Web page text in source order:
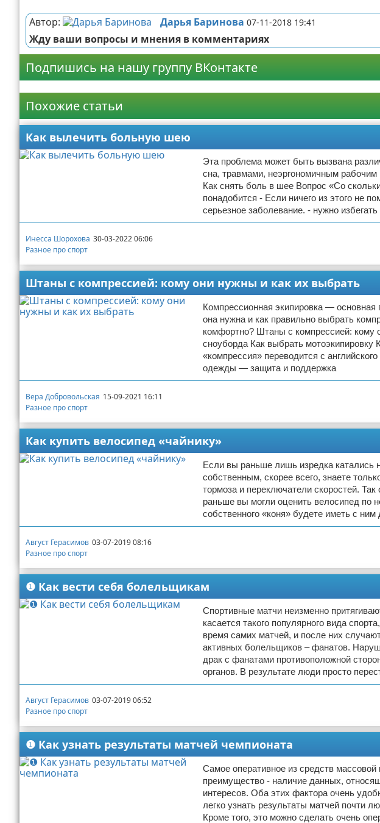
Автор: Дарья Баринова 07-11-2018 19:41
Жду ваши вопросы и мнения в комментариях
Подпишись на нашу группу ВКонтакте
Похожие статьи
Как вылечить больную шею
Эта проблема может быть вызвана
сна, травмами, неэргономичным
Как снять боль в шее Вопрос «Со
понадобится - Если ничего из этого не
серьезное заболевание. - нужно
Инесса Шорохова 30-03-2022 06:06
Разное про спорт
Штаны с компрессией: кому они нужны и как их выбрать
Компрессионная экипировка —
она нужна и как правильно выбрать
комфортно? Штаны с компрессией: кому
сноуборда Как выбрать мотоэкипировку
«компрессия» переводится с
одежды — защита и поддержка
Вера Добровольская 15-09-2021 16:11
Разное про спорт
Как купить велосипед «чайнику»
Если вы раньше лишь изредка катались
собственным, скорее всего, знаете
тормоза и переключатели скоростей.
раньше вы могли оценить велосипед по
собственного «коня» будете иметь с
Август Герасимов 03-07-2019 08:16
Разное про спорт
❶ Как вести себя болельщикам
Спортивные матчи неизменно
касается такого популярного вида
время самих матчей, и после них
активных болельщиков – фанатов.
драк с фанатами противоположной
органов. В результате люди просто
Август Герасимов 03-07-2019 06:52
Разное про спорт
❶ Как узнать результаты матчей чемпионата
Самое оперативное из средств массовой
преимущество - наличие данных,
интересов. Оба этих фактора очень
легко узнать результаты матчей почти
Кроме того, это можно сделать очень